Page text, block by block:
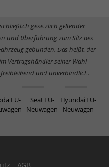
gesetzlich geltender
und Überführung zum Sitz des
gebunden. Das heißt, der
Vertragshändler seiner Wahl
freibleibend und unverbindlich.
EU-
Seat EU-
Neuwagen
Hyundai EU-
Neuwagen
AGB